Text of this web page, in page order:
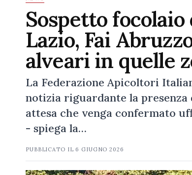
Sospetto
Lazio, Fai
alveari in quelle
La Federazione Apicoltori
notizia riguardante la presenza
attesa che venga confermato
- spiega la…
PUBBLICATO IL 6 GIUGNO 2026